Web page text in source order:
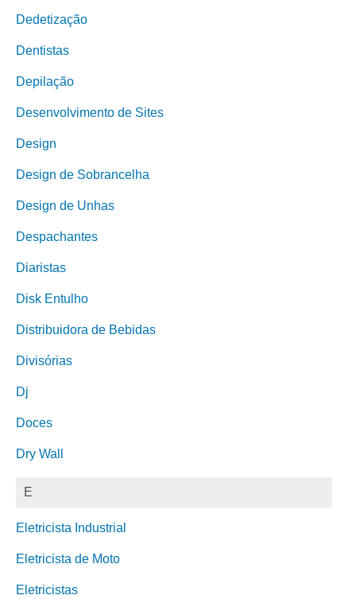
Dedetização
Dentistas
Depilação
Desenvolvimento de Sites
Design
Design de Sobrancelha
Design de Unhas
Despachantes
Diaristas
Disk Entulho
Distribuidora de Bebidas
Divisórias
Dj
Doces
Dry Wall
E
Eletricista Industrial
Eletricista de Moto
Eletricistas